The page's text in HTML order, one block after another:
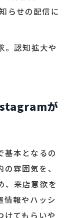
らせの配信に
。認知拡大や
が
基本となるの
雰囲気を、
、来店意欲を
情報やハッシ
けてもらいや